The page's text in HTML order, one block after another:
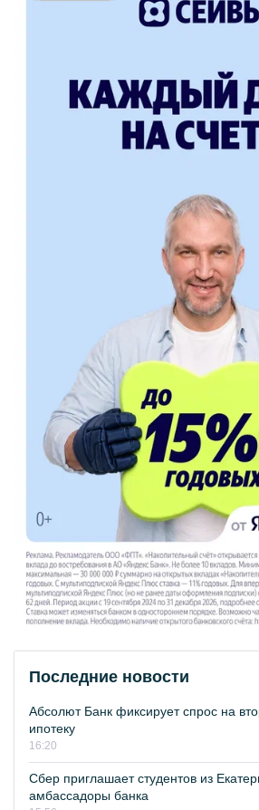
Последние новости
Абсолют Банк фиксирует спрос на
ипотеку
16:20
Сбер приглашает студентов из
амбассадоры банка